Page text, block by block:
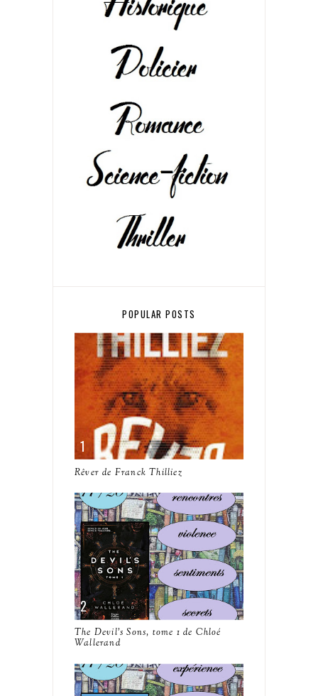
POPULAR POSTS
Rêver de Franck Thilliez
The Devil's Sons, tome 1 de Chloé
Wallerand